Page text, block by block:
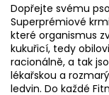
Dopřejte svému
Superprémiové
které organismus
kukuřicí, tedy
racionálně, a tak
lékařskou a
ledvin. Do každé